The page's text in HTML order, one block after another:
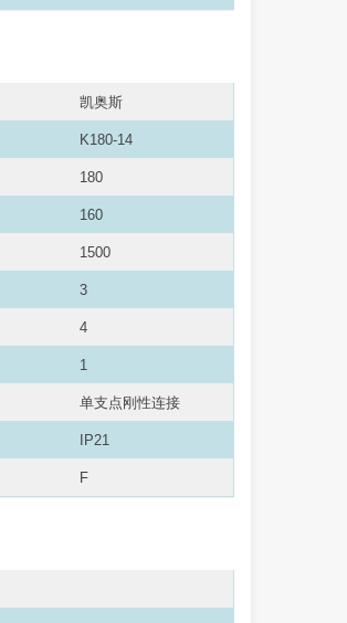
凯奥斯
K180-14
180
160
1500
3
4
1
单支点刚性连接
IP21
F